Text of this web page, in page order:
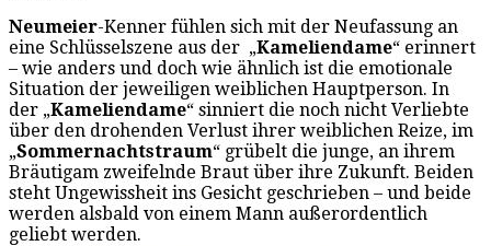
Neumeier-Kenner fühlen sich mit der Neufassung an
eine Schlüsselszene aus der „Kameliendame“ erinnert
– wie anders und doch wie ähnlich ist die emotionale
Situation der jeweiligen weiblichen Hauptperson. In
der „Kameliendame“ sinniert die noch nicht Verliebte
über den drohenden Verlust ihrer weiblichen Reize, im
„Sommernachtstraum“ grübelt die junge, an ihrem
Bräutigam zweifelnde Braut über ihre Zukunft. Beiden
steht Ungewissheit ins Gesicht geschrieben – und beide
werden alsbald von einem Mann außerordentlich
geliebt werden.